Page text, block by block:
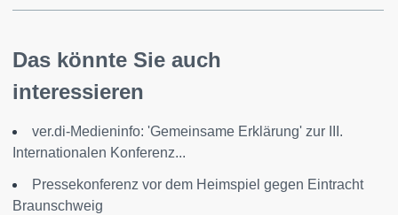
Das könnte Sie auch
interessieren
ver.di-Medieninfo: 'Gemeinsame Erklärung' zur III.
Internationalen Konferenz...
Pressekonferenz vor dem Heimspiel gegen Eintracht
Braunschweig